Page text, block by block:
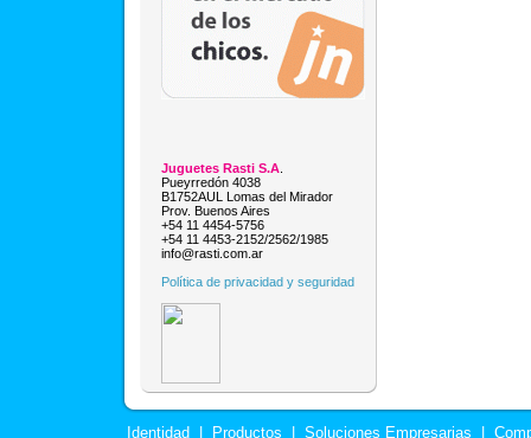
Juguetes Rasti S.A
Pueyrredón 4038
B1752AUL Lomas del Mirador
Prov. Buenos Aires
+54 11 4454-5756
+54 11 4453-2152/2562/1985
info@rasti.com.ar
Política de privacidad y seguridad
Identidad Productos Soluciones Empresarias